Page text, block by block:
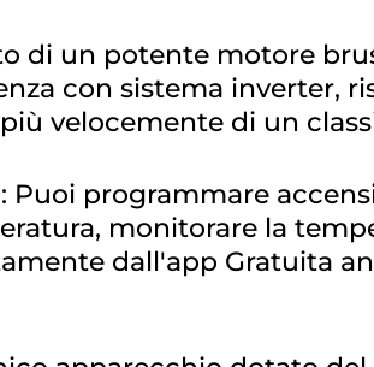
di un potente motore
con sistema inverter,
velocemente di un
Puoi programmare
monitorare la
dall'app Gratuita